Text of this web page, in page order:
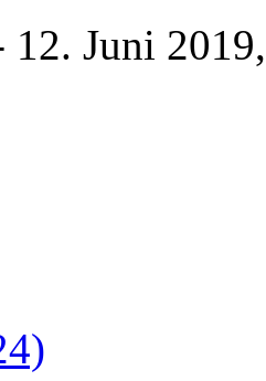
12. Juni